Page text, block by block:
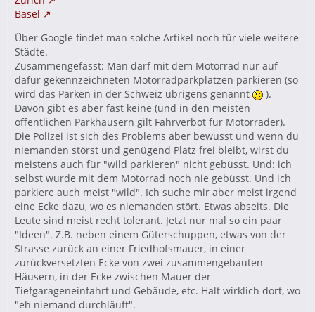
Basel
Über Google findet man solche Artikel noch für viele weitere
Städte.
Zusammengefasst: Man darf mit dem Motorrad nur auf
dafür gekennzeichneten Motorradparkplätzen parkieren (so
wird das Parken in der Schweiz übrigens genannt
).
Davon gibt es aber fast keine (und in den meisten
öffentlichen Parkhäusern gilt Fahrverbot für Motorräder).
Die Polizei ist sich des Problems aber bewusst und wenn du
niemanden störst und genügend Platz frei bleibt, wirst du
meistens auch für "wild parkieren" nicht gebüsst. Und: ich
selbst wurde mit dem Motorrad noch nie gebüsst. Und ich
parkiere auch meist "wild". Ich suche mir aber meist irgend
eine Ecke dazu, wo es niemanden stört. Etwas abseits. Die
Leute sind meist recht tolerant. Jetzt nur mal so ein paar
"Ideen". Z.B. neben einem Güterschuppen, etwas von der
Strasse zurück an einer Friedhofsmauer, in einer
zurückversetzten Ecke von zwei zusammengebauten
Häusern, in der Ecke zwischen Mauer der
Tiefgarageneinfahrt und Gebäude, etc. Halt wirklich dort, wo
"eh niemand durchläuft".